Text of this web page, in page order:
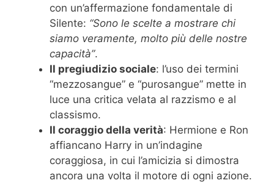
con un’affermazione fondamentale di
Silente: “Sono le scelte a mostrare chi
siamo veramente, molto più delle nostre
capacità”.
Il pregiudizio sociale: l’uso dei termini
“mezzosangue” e “purosangue” mette in
luce una critica velata al razzismo e al
classismo.
Il coraggio della verità: Hermione e Ron
affiancano Harry in un’indagine
coraggiosa, in cui l’amicizia si dimostra
ancora una volta il motore di ogni azione.